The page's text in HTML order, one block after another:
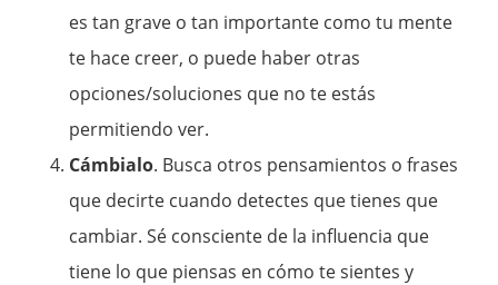
es tan grave o tan importante como tu mente
te hace creer, o puede haber otras
opciones/soluciones que no te estás
permitiendo ver.
Cámbialo. Busca otros pensamientos o frases
que decirte cuando detectes que tienes que
cambiar. Sé consciente de la influencia que
tiene lo que piensas en cómo te sientes y